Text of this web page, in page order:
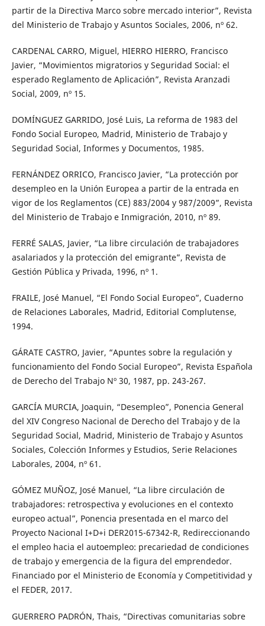
partir de la Directiva Marco sobre mercado interior”, Revista
del Ministerio de Trabajo y Asuntos Sociales, 2006, nº 62.
CARDENAL CARRO, Miguel, HIERRO HIERRO, Francisco
Javier, “Movimientos migratorios y Seguridad Social: el
esperado Reglamento de Aplicación”, Revista Aranzadi
Social, 2009, nº 15.
DOMÍNGUEZ GARRIDO, José Luis, La reforma de 1983 del
Fondo Social Europeo, Madrid, Ministerio de Trabajo y
Seguridad Social, Informes y Documentos, 1985.
FERNÁNDEZ ORRICO, Francisco Javier, “La protección por
desempleo en la Unión Europea a partir de la entrada en
vigor de los Reglamentos (CE) 883/2004 y 987/2009”, Revista
del Ministerio de Trabajo e Inmigración, 2010, nº 89.
FERRÉ SALAS, Javier, “La libre circulación de trabajadores
asalariados y la protección del emigrante”, Revista de
Gestión Pública y Privada, 1996, nº 1.
FRAILE, José Manuel, “El Fondo Social Europeo”, Cuaderno
de Relaciones Laborales, Madrid, Editorial Complutense,
1994.
GÁRATE CASTRO, Javier, “Apuntes sobre la regulación y
funcionamiento del Fondo Social Europeo”, Revista Española
de Derecho del Trabajo Nº 30, 1987, pp. 243-267.
GARCÍA MURCIA, Joaquin, “Desempleo”, Ponencia General
del XIV Congreso Nacional de Derecho del Trabajo y de la
Seguridad Social, Madrid, Ministerio de Trabajo y Asuntos
Sociales, Colección Informes y Estudios, Serie Relaciones
Laborales, 2004, nº 61.
GÓMEZ MUÑOZ, José Manuel, “La libre circulación de
trabajadores: retrospectiva y evoluciones en el contexto
europeo actual”, Ponencia presentada en el marco del
Proyecto Nacional I+D+i DER2015-67342-R, Redireccionando
el empleo hacia el autoempleo: precariedad de condiciones
de trabajo y emergencia de la figura del emprendedor.
Financiado por el Ministerio de Economía y Competitividad y
el FEDER, 2017.
GUERRERO PADRÓN, Thais, “Directivas comunitarias sobre